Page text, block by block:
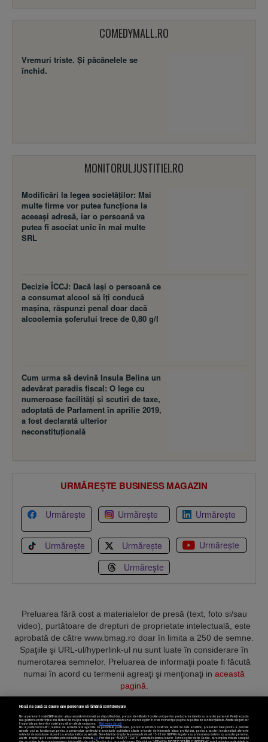
COMEDYMALL.RO
Vremuri triste. Şi păcănelele se
închid.
MONITORULJUSTITIEI.RO
Modificări la legea societăţilor: Mai
multe firme vor putea funcţiona la
aceeaşi adresă, iar o persoană va
putea fi asociat unic în mai multe
SRL
Decizie ÎCCJ: Dacă laşi o persoană ce
a consumat alcool să îţi conducă
maşina, răspunzi penal doar dacă
alcoolemia şoferului trece de 0,80 g/l
Cum urma să devină Insula Belina un
adevărat paradis fiscal: O lege cu
numeroase facilităţi şi scutiri de taxe,
adoptată de Parlament în aprilie 2019,
a fost declarată ulterior
neconstituţională
URMĂREȘTE BUSINESS MAGAZIN
Urmărește Urmărește Urmărește
Urmărește Urmărește
Urmărește
Urmărește
Preluarea fără cost a materialelor de presă (text, foto si/sau
video), purtătoare de drepturi de proprietate intelectuală, este
aprobată de către www.bmag.ro doar în limita a 250 de semne.
Spaţiile şi URL-ul/hyperlink-ul nu sunt luate în considerare în
numerotarea semnelor. Preluarea de informaţii poate fi făcută
numai în acord cu termenii agreaţi şi menţionaţi in această
pagină
Termeni și condiții Confidențialitate Cookies Contact
Nouă ne pasă ca datele tale personale să rămână confidențiale
Noi și partenerii noștri589stocăm și/sau accesăm informații pe dispozitivul dvs., precum identificatorii cookie unici pentru prelucrarea datelor cu caracter personal. Puteți accepta
sau gestiona preferințele dvs. făcând clic mai jos, respectiv vă puteți opune utilizării unui interes legitim în orice moment pe pagina cu politica de confidențialitate. Aceste alegeri vor
fi raportate partenerilor noștri și nu vă vor afecta navigarea.
Mai multe detalii
Noi si partenerii nostri (retelele de socializare si agentiile de publicitate partenere, precum si furnizorii nostri de servicii de date analitice) prelucram date pentru a permite
website-ului sa functioneze, pentru a personaliza continutul si anunturile publicitare afisate in functie de interesele si/sau profilul dvs., pentru a va oferi functionalitati aferente
retelelor de socializare si pentru a analiza traficul pe website. Beneficiati de drepturile prevazute de art. 15-22 din GDPR in legatura cu prelucrarea datelor cu caracter personal.
Aceste drepturi pot fi exercitate prin modalitatea indicataaici. Prin click pe “ACCEPT TOATE”, acceptati folosirea tuturor Tehnologiilor de tip Cookie, care implica inclusiv acceptul
dvs. cu privire la stocarea/accesarea informatiilor de catre Vendor-ii cu care colaboram. Prin click pe “VREAU SA MODIFIC SETARILE INDIVIDUAL” puteti schimba preferintele in